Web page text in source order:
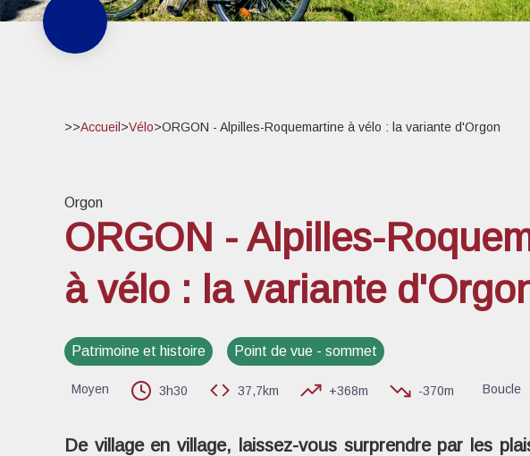
Voir l'image en plein écran
>>Accueil >Vélo>ORGON - Alpilles-Roquemartine à vélo : la variante d'Orgon
Orgon
ORGON - Alpilles-
à vélo : la variante
Patrimoine et histoire Point de vue - sommet
Moyen 3h30 37,7km +368m -370m Boucle
De village en village, laissez-vous surprendre par les